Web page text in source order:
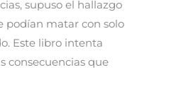
supuso el hallazgo
podían matar con solo
Este libro intenta
consecuencias que